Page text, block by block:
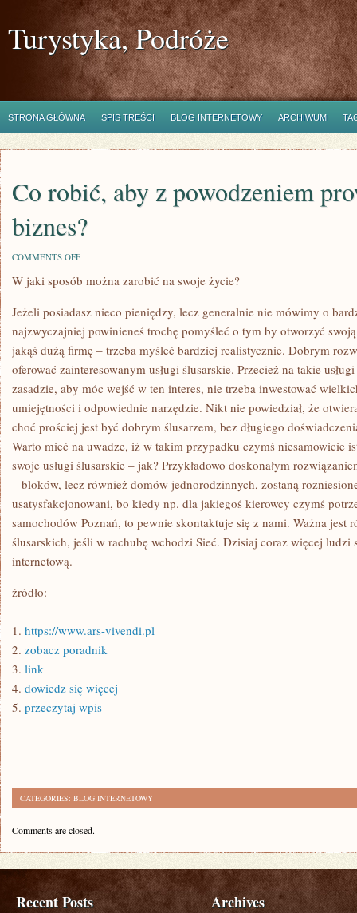
Turystyka, Podróże
STRONA GŁÓWNA SPIS TREŚCI BLOG INTERNETOWY ARCHIWUM
Co robić, aby z powodzeniem
biznes?
COMMENTS OFFON
ROBIĆ,
POWODZENIEM
PROWADZIĆ
WŁASNY
BIZNES?
W jaki sposób można zarobić na swoje życie?
Jeżeli posiadasz nieco pieniędzy, lecz generalnie nie mówimy o
najzwyczajniej powinieneś trochę pomyśleć o tym by otworzyć
jakąś dużą firmę – trzeba myśleć bardziej realistycznie. Dobrym
oferować zainteresowanym usługi ślusarskie. Przecież na takie
zasadzie, aby móc wejść w ten interes, nie trzeba inwestować
umiejętności i odpowiednie narzędzie. Nikt nie powiedział, że
choć prościej jest być dobrym ślusarzem, bez długiego
Warto mieć na uwadze, iż w takim przypadku czymś niesamowicie
swoje usługi ślusarskie – jak? Przykładowo doskonałym
– bloków, lecz również domów jednorodzinnych, zostaną
usatysfakcjonowani, bo kiedy np. dla jakiegoś kierowcy czymś
samochodów Poznań, to pewnie skontaktuje się z nami. Ważna jest
ślusarskich, jeśli w rachubę wchodzi Sieć. Dzisiaj coraz więcej ludzi
internetową.
źródło:
———————————
1. https://www.ars-vivendi.pl
2. zobacz poradnik
3. link
4. dowiedz się więcej
5. przeczytaj wpis
CATEGORIES: BLOG INTERNETOWY
Comments are closed.
Recent Posts Archives